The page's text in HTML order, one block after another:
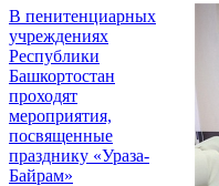
В пенитенциарных
учреждениях
Республики
Башкортостан
проходят
мероприятия,
посвященные
празднику «Ураза-
Байрам»